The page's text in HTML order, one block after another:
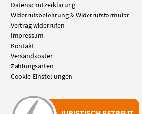
Datenschutzerklärung
Widerrufsbelehrung & Widerrufsformular
Vertrag widerrufen
Impressum
Kontakt
Versandkosten
Zahlungsarten
Cookie-Einstellungen